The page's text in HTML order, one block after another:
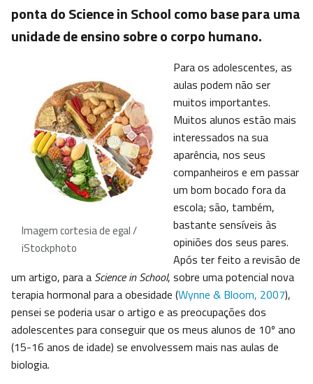
ponta do Science in School como base para uma
unidade de ensino sobre o corpo humano.
Imagem cortesia de egal /
iStockphoto
Para os adolescentes, as
aulas podem não ser
muitos importantes.
Muitos alunos estão mais
interessados na sua
aparência, nos seus
companheiros e em passar
um bom bocado fora da
escola; são, também,
bastante sensíveis às
opiniões dos seus pares.
Após ter feito a revisão de
um artigo, para a Science in School, sobre uma potencial nova
terapia hormonal para a obesidade (Wynne & Bloom, 2007),
pensei se poderia usar o artigo e as preocupações dos
adolescentes para conseguir que os meus alunos de 10º ano
(15-16 anos de idade) se envolvessem mais nas aulas de
biologia.